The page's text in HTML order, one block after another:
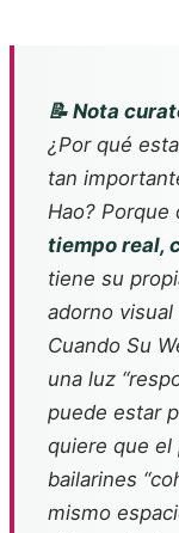
📝 Nota
¿Por qué
tan
Hao? Porque
tiempo real,
tiene su
adorno visual
Cuando Su
una luz
puede estar
quiere que el
bailarines
mismo